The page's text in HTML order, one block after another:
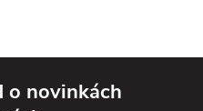
o novinkách